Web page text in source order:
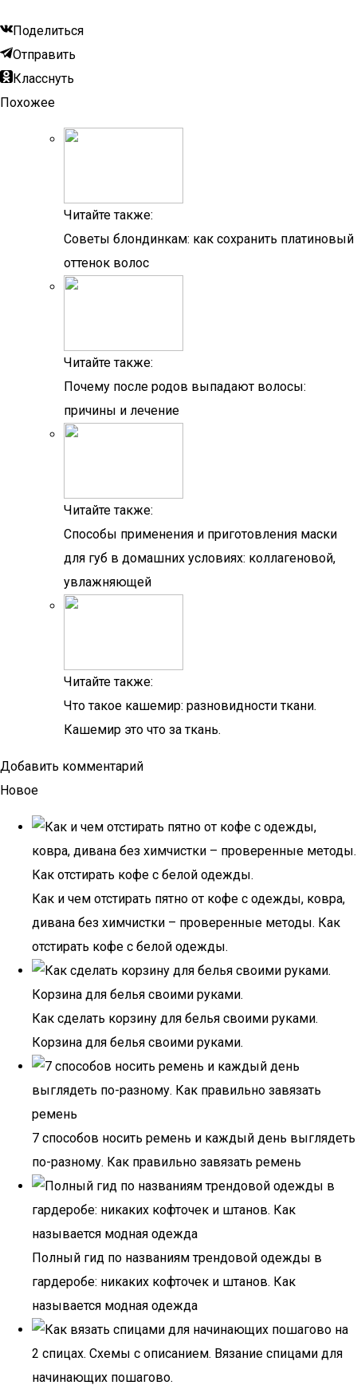
Поделиться
Отправить
Класснуть
Похожее
Читайте также:
Советы блондинкам: как сохранить платиновый
оттенок волос
Читайте также:
Почему после родов выпадают волосы:
причины и лечение
Читайте также:
Способы применения и приготовления маски
для губ в домашних условиях: коллагеновой,
увлажняющей
Читайте также:
Что такое кашемир: разновидности ткани.
Кашемир это что за ткань.
Добавить комментарий
Новое
Как и чем отстирать пятно от кофе с одежды, ковра,
дивана без химчистки – проверенные методы. Как
отстирать кофе с белой одежды.
Как сделать корзину для белья своими руками.
Корзина для белья своими руками.
7 способов носить ремень и каждый день выглядеть
по-разному. Как правильно завязать ремень
Полный гид по названиям трендовой одежды в
гардеробе: никаких кофточек и штанов. Как
называется модная одежда